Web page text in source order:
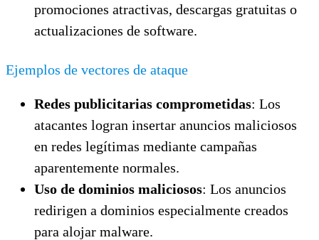
promociones atractivas, descargas gratuitas o
actualizaciones de software.
Ejemplos de vectores de ataque
Redes publicitarias comprometidas: Los
atacantes logran insertar anuncios maliciosos
en redes legítimas mediante campañas
aparentemente normales.
Uso de dominios maliciosos: Los anuncios
redirigen a dominios especialmente creados
para alojar malware.